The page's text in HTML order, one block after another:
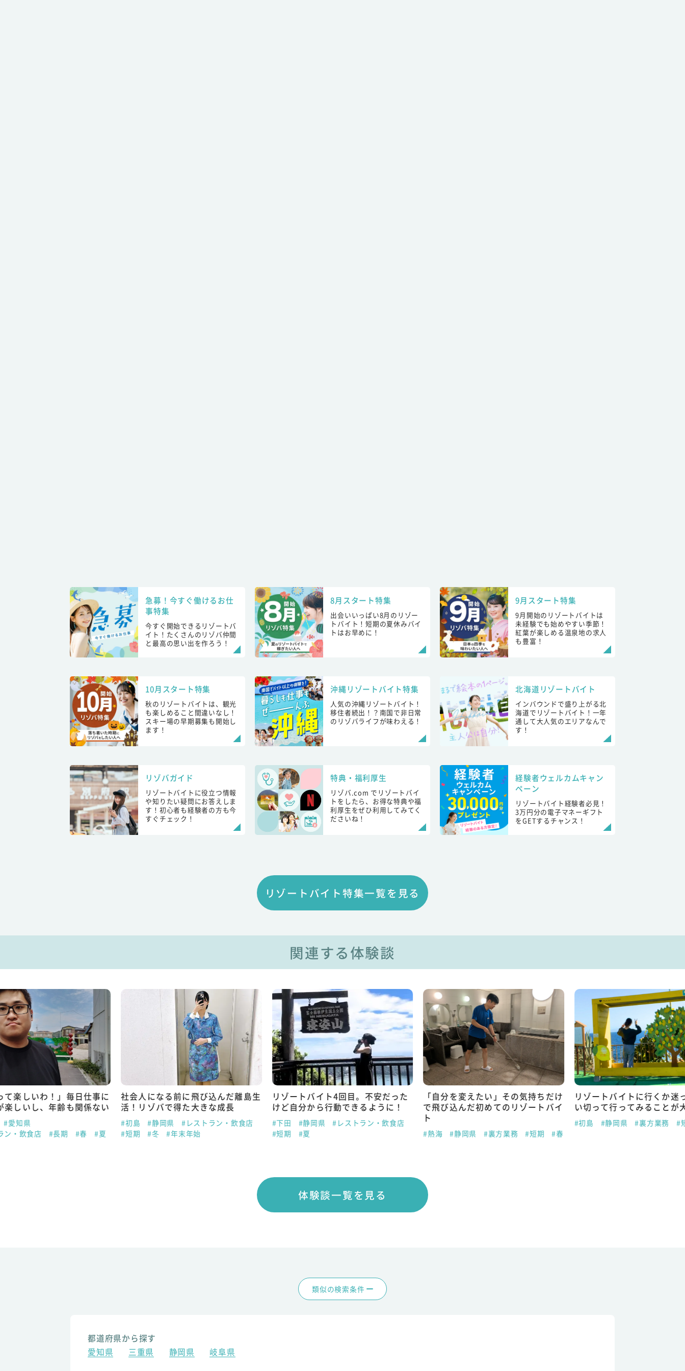
急募！今すぐ働けるお仕
事特集
今すぐ開始できるリゾートバ
イト！たくさんのリゾバ仲間
と最高の思い出を作ろう！
8月スタート特集
出会いいっぱい8月のリゾー
トバイト！短期の夏休みバイ
トはお早めに！
9月スタート特集
9月開始のリゾートバイトは
未経験でも始めやすい季節！
紅葉が楽しめる温泉地の求人
も豊富！
10月スタート特集
秋のリゾートバイトは、観光
も楽しめること間違いなし！
スキー場の早期募集も開始し
ます！
沖縄リゾートバイト特集
人気の沖縄リゾートバイト！
移住者続出！？南国で非日常
のリゾバライフが味わえる！
北海道リゾートバイト
インバウンドで盛り上がる北
海道でリゾートバイト！一年
通して大人気のエリアなんで
す！
リゾバガイド
リゾートバイトに役立つ情報
や知りたい疑問にお答えしま
す！初心者も経験者の方も今
すぐチェック！
特典・福利厚生
リゾバ.com でリゾートバイ
トをしたら、お得な特典や福
利厚生をぜひ利用してみてく
ださいね！
経験者ウェルカムキャン
ペーン
リゾートバイト経験者必見！
3万円分の電子マネーギフト
をGETするチャンス！
リゾートバイト特集一覧を見る
関連する体験談
て楽しいわ！」毎日仕事に
楽しいし、年齢も関係ない
#愛知県
ン・飲食店
#長期 #春 #夏
社会人になる前に飛び込んだ離島生
活！リゾバで得た大きな成長
#初島 #静岡県
#レストラン・飲食店
#短期
#冬 #年末年始
リゾートバイト4回目。不安だった
けど自分から行動できるように！
#下田 #静岡県
#レストラン・飲食店
#短期
#夏
「自分を変えたい」その気持ちだけ
で飛び込んだ初めてのリゾートバイ
ト
#熱海 #静岡県 #裏方業務 #短期 #春
リゾートバイトに行くか迷
い切って行ってみることが
#初島 #静岡県 #裏方業務 #
体験談一覧を見る
類似の検索条件
都道府県から探す
愛知県
三重県 静岡県 岐阜県